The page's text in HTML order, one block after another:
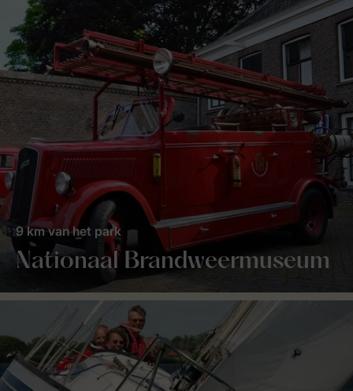
Nationaal Brandweermuseum
9 km van het park